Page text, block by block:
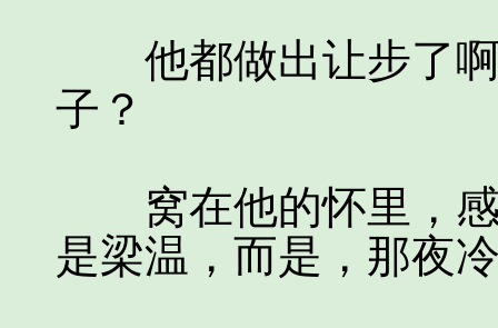
他都做出让步了啊
子？
窝在他的怀里，感
是梁温，而是，那夜